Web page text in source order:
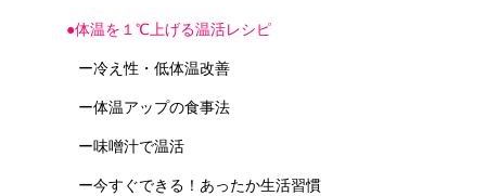
●体温を１℃上げる温活レシピ
ー冷え性・低体温改善
ー体温アップの食事法
ー味噌汁で温活
ー今すぐできる！あったか生活習慣